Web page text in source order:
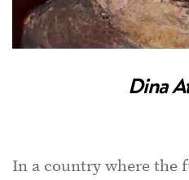
Dina
In a country where the